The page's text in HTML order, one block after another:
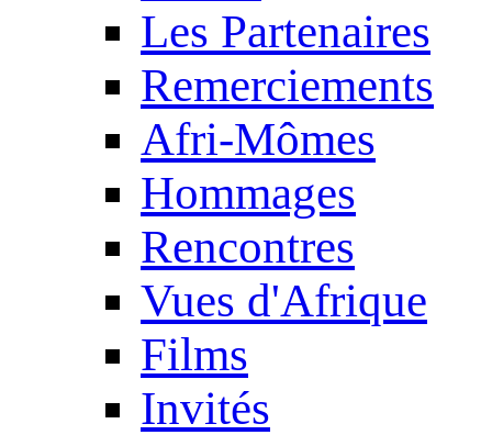
Les Partenaires
Remerciements
Afri-Mômes
Hommages
Rencontres
Vues d'Afrique
Films
Invités